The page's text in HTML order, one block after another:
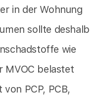
in der Wohnung
sollte deshalb
wie
MVOC belastet
PCP, PCB,